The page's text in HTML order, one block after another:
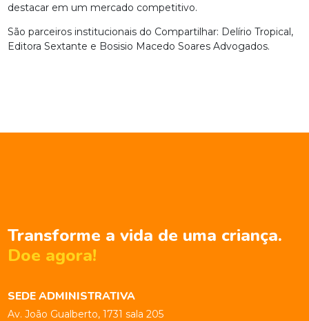
destacar em um mercado competitivo.
São parceiros institucionais do Compartilhar: Delírio Tropical,
Editora Sextante e Bosisio Macedo Soares Advogados.
Transforme a vida de uma criança.
Doe agora!
SEDE ADMINISTRATIVA
Av. João Gualberto, 1731 sala 205